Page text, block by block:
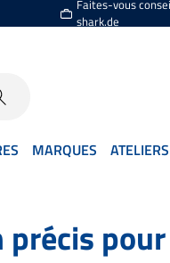
Faites-vous
shark.de
MARQUES ATELIERS